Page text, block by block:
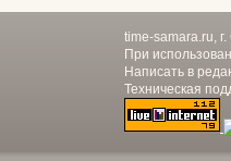
time-samara.ru,
При
Написать в
Техническая